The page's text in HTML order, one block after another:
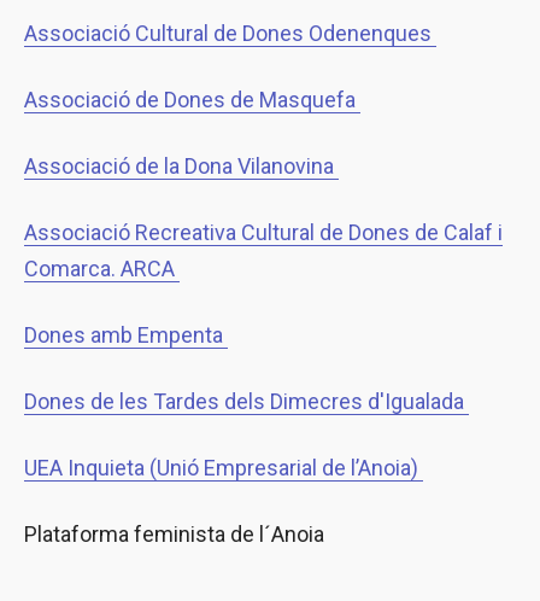
Associació Cultural de Dones Odenenques
Associació de Dones de Masquefa
Associació de la Dona Vilanovina
Associació Recreativa Cultural de Dones de Calaf i
Comarca. ARCA
Dones amb Empenta
Dones de les Tardes dels Dimecres d'Igualada
UEA Inquieta (Unió Empresarial de l’Anoia)
Plataforma feminista de l´Anoia